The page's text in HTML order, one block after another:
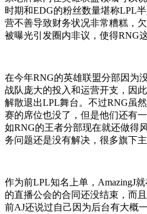
时期和EDG的粉丝数量堪称LPL
营不善导致财务状况非常糟糕，
被曝光引发圈内非议，使得RNG
在今年RNG的英雄联盟分部因为
战队庞大的投入和运营开支，因
解散退出LPL舞台。不过RNG虽
赛的席位也没了，但是他们还有
如RNG的王者分部现在就还做得
务问题还是没有解决，很多旗下
作为前LPL知名上单，AmazingJ
的直播公会的合同还没结束，而
前AJ还说过自己因为后台有大概